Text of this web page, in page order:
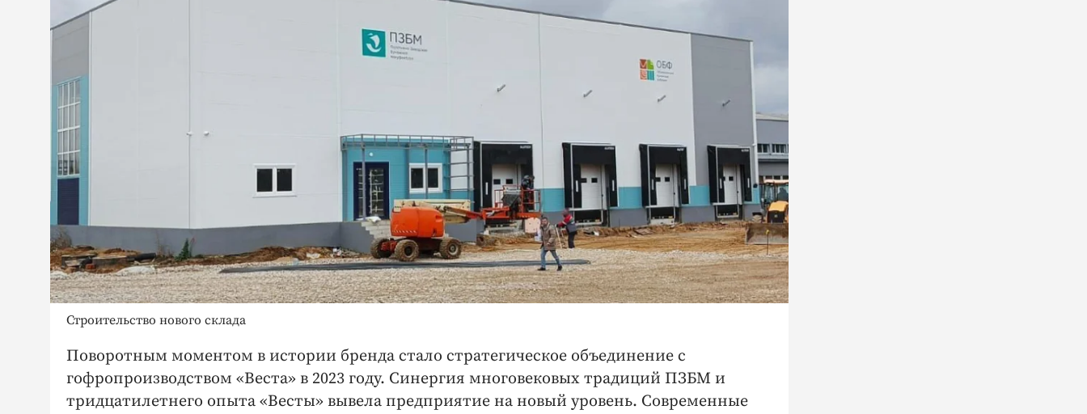
Строительство нового склада
Поворотным моментом в истории бренда стало стратегическое объединение с
гофропроизводством «Веста» в 2023 году. Синергия многовековых традиций ПЗБМ и
тридцатилетнего опыта «Весты» вывела предприятие на новый уровень. Современные